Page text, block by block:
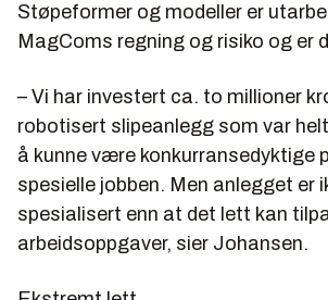
Støpeformer og modeller er
MagComs regning og risiko og er
– Vi har investert ca. to millioner
robotisert slipeanlegg som var
å kunne være konkurransedyktige
spesielle jobben. Men anlegget er
spesialisert enn at det lett kan
arbeidsoppgaver, sier Johansen.